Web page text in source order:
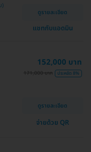
ดูรายละเอียด
แชทกับแอดมิน
152,000 บาท
171,000 บาท ประหยัด 8%
ดูรายละเอียด
จ่ายด้วย QR